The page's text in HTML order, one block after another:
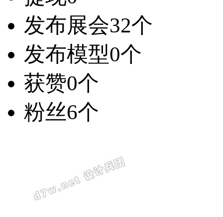
发布展会32个
发布模型0个
获赞0个
粉丝6个